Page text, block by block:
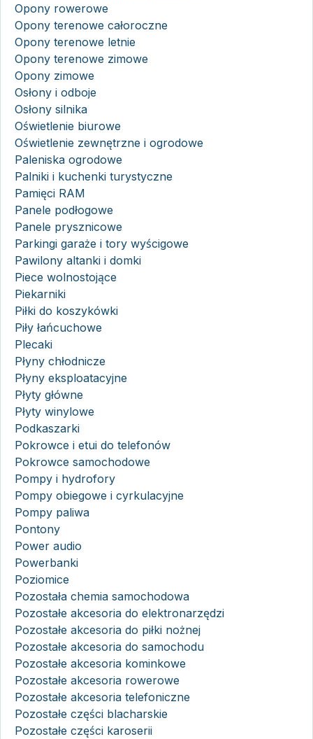
Opony rowerowe
Opony terenowe całoroczne
Opony terenowe letnie
Opony terenowe zimowe
Opony zimowe
Osłony i odboje
Osłony silnika
Oświetlenie biurowe
Oświetlenie zewnętrzne i ogrodowe
Paleniska ogrodowe
Palniki i kuchenki turystyczne
Pamięci RAM
Panele podłogowe
Panele prysznicowe
Parkingi garaże i tory wyścigowe
Pawilony altanki i domki
Piece wolnostojące
Piekarniki
Piłki do koszykówki
Piły łańcuchowe
Plecaki
Płyny chłodnicze
Płyny eksploatacyjne
Płyty główne
Płyty winylowe
Podkaszarki
Pokrowce i etui do telefonów
Pokrowce samochodowe
Pompy i hydrofory
Pompy obiegowe i cyrkulacyjne
Pompy paliwa
Pontony
Power audio
Powerbanki
Poziomice
Pozostała chemia samochodowa
Pozostałe akcesoria do elektronarzędzi
Pozostałe akcesoria do piłki nożnej
Pozostałe akcesoria do samochodu
Pozostałe akcesoria kominkowe
Pozostałe akcesoria rowerowe
Pozostałe akcesoria telefoniczne
Pozostałe części blacharskie
Pozostałe części karoserii